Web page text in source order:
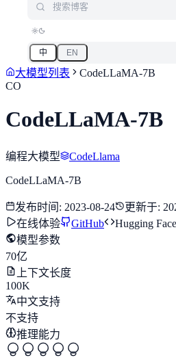
中 EN
大模型列表
CodeLLaMA-7B
CO
CodeLLaMA-7B
编程大模型 CodeLlama
CodeLLaMA-7B
发布时间 : 2023-08-24 更新于:
在线体验
GitHub Hugging Face
模型参数
70亿
上下文长度
100K
中文支持
不支持
推理能力